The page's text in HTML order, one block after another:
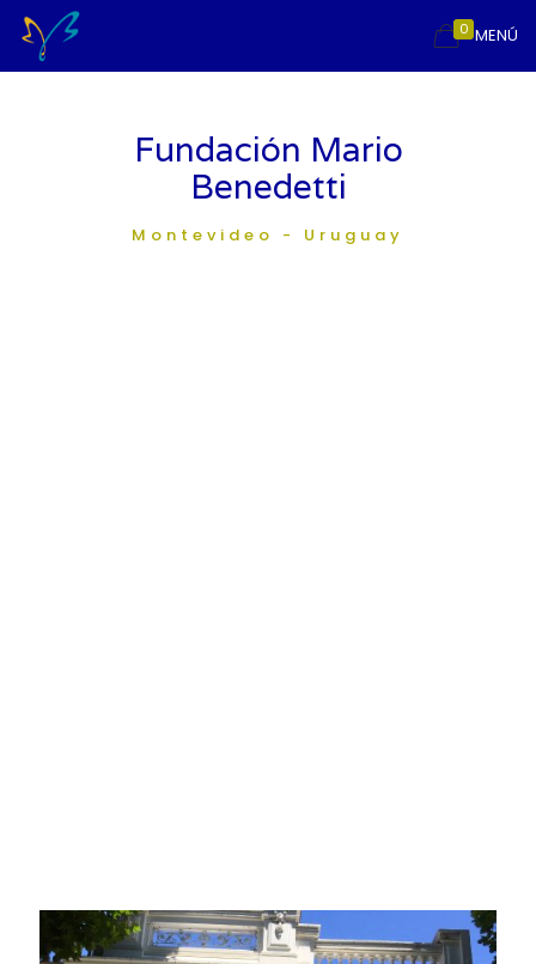
MENÚ
0
Fundación Mario
Benedetti
Montevideo - Uruguay